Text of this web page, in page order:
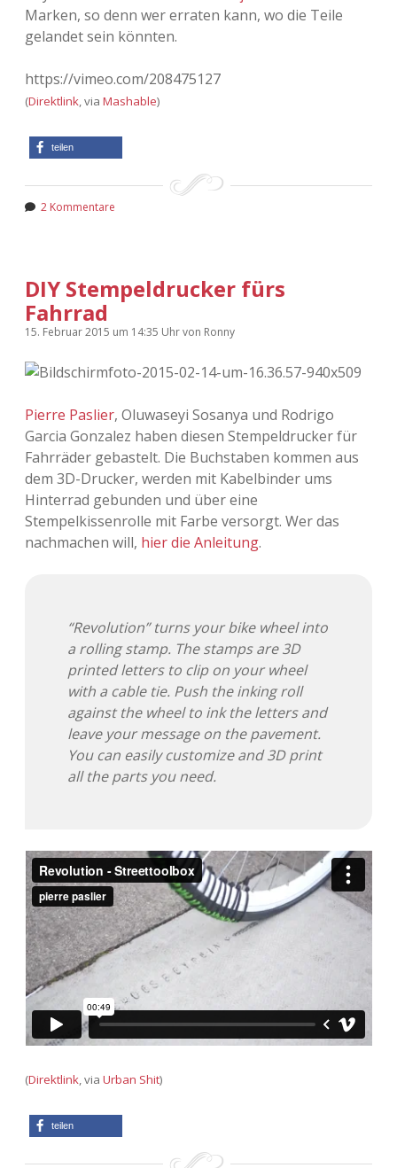
Marken, so denn wer erraten kann, wo die Teile
gelandet sein könnten.
https://vimeo.com/208475127
(Direktlink, via Mashable)
teilen
2 Kommentare
DIY Stempeldrucker fürs
Fahrrad
15. Februar 2015 um 14:35 Uhrvon Ronny
Pierre Paslier, Oluwaseyi Sosanya und Rodrigo
Garcia Gonzalez haben diesen Stempeldrucker für
Fahrräder gebastelt. Die Buchstaben kommen aus
dem 3D-Drucker, werden mit Kabelbinder ums
Hinterrad gebunden und über eine
Stempelkissenrolle mit Farbe versorgt. Wer das
nachmachen will, hier die Anleitung.
“Revolution” turns your bike wheel into
a rolling stamp. The stamps are 3D
printed letters to clip on your wheel
with a cable tie. Push the inking roll
against the wheel to ink the letters and
leave your message on the pavement.
You can easily customize and 3D print
all the parts you need.
(Direktlink , via Urban Shit)
teilen